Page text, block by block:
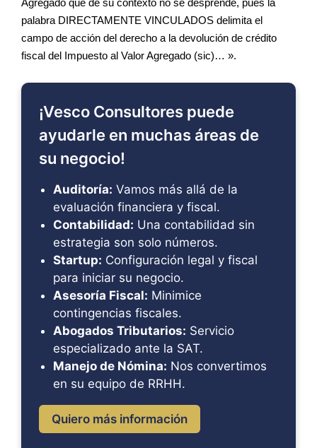
Agregado que de su contexto no se desprende, pues la
palabra DIRECTAMENTE VINCULADOS delimita el
campo de acción del derecho a la devolución de crédito
fiscal del Impuesto al Valor Agregado (sic)… ».
¡Vesco Consultores puede
ayudarle en muchas áreas de
su negocio!
Auditoría: Vamos más allá de la
evaluación financiera y fiscal.
Contabilidad: Una contabilidad sin
estrategia son solo números.
Startup: Configuración legal y fiscal
para iniciar su negocio.
Asesoría Fiscal: Minimice
contingencias fiscales.
Abogados Tributarios: Servicio
especializado ante la SAT.
Manejo de Nómina: Nos convertimos
en su equipo de RRHH.
Quiero más información